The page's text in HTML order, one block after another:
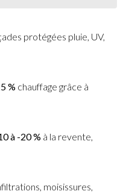
protégées pluie, UV,
% chauffage grâce à
à -20 % à la revente,
moisissures,